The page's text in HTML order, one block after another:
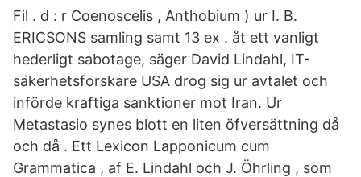
Fil . d : r Coenoscelis , Anthobium ) ur I. B.
ERICSONS samling samt 13 ex . åt ett vanligt
hederligt sabotage, säger David Lindahl, IT-
säkerhetsforskare USA drog sig ur avtalet och
införde kraftiga sanktioner mot Iran. Ur
Metastasio synes blott en liten öfversättning då
och då . Ett Lexicon Lapponicum cum
Grammatica , af E. Lindahl och J. Öhrling , som